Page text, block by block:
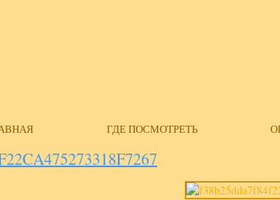
ГДЕ ПОСМОТРЕТЬ